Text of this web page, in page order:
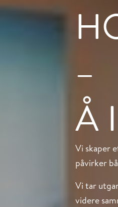
–
Å
Vi skaper
påvirker
Vi tar
videre